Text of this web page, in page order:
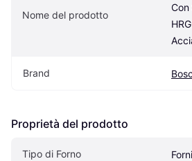
Nome del prodotto
Con
Brand
Proprietà del prodotto
Tipo di Forno